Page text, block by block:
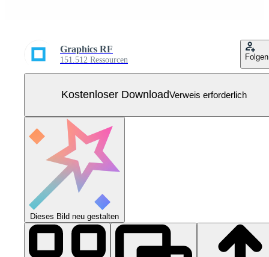
Graphics RF
151.512 Ressourcen Folgen
Kostenloser DownloadVerweis erforderlich
Dieses Bild neu gestalten